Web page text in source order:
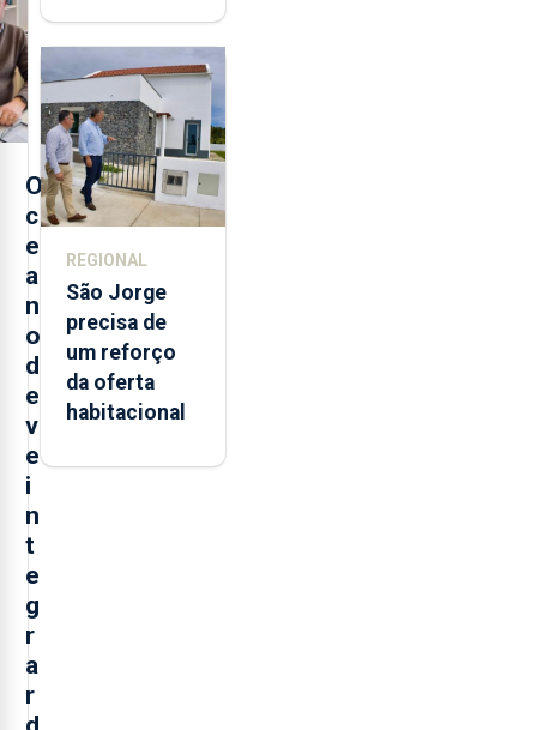
O
c
e
a
n
o
d
e
v
e
i
n
t
e
g
r
a
r
destaca
execução e
modernização
da saúde
REGIONAL
São Jorge
precisa de
um reforço
da oferta
habitacional